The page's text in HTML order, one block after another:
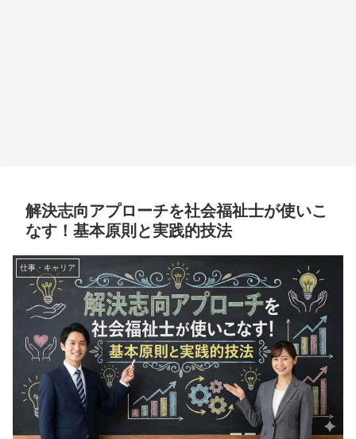
解決志向アプローチを社会福祉士が使いこ
なす！基本原則と実践的技法
仕事・キャリア